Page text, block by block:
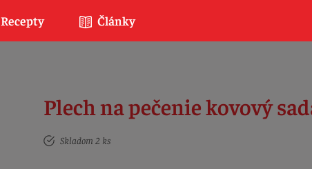
Plech na pečenie kovový
Skladom 2 ks
Recepty Články